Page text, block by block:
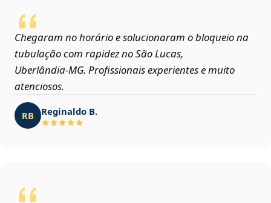
Chegaram no horário e solucionaram o bloqueio na
tubulação com rapidez no São Lucas,
Uberlândia‑MG. Profissionais experientes e muito
atenciosos.
RB Reginaldo B.